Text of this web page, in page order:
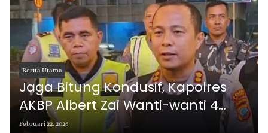
Berita Utama
Jaga Bitung Kondusif, Kapolres
AKBP Albert Zai Wanti-wanti 4
Larangan Selama Ramadan
Februari 22, 2026